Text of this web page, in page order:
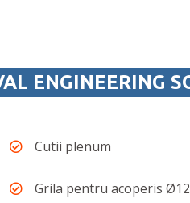
ENGINEERING
Cutii plenum
Grila pentru acoperis